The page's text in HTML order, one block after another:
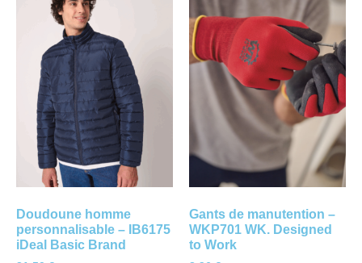
Doudoune homme
personnalisable – IB6175
iDeal Basic Brand
Gants de manutention –
WKP701 WK. Designed
to Work